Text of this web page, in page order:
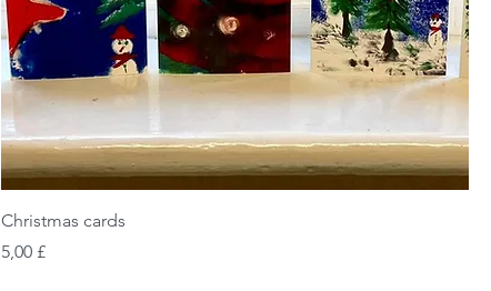
Christmas cards
Giá
5,00 £